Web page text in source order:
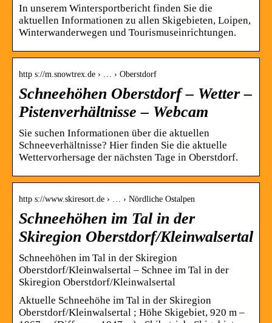
In unserem Wintersportbericht finden Sie die
aktuellen Informationen zu allen Skigebieten, Loipen,
Winterwanderwegen und Tourismuseinrichtungen.
http s://m.snowtrex.de › … › Oberstdorf
Schneehöhen Oberstdorf – Wetter –
Pistenverhältnisse – Webcam
Sie suchen Informationen über die aktuellen
Schneeverhältnisse? Hier finden Sie die aktuelle
Wettervorhersage der nächsten Tage in Oberstdorf.
http s://www.skiresort.de › … › Nördliche Ostalpen
Schneehöhen im Tal in der
Skiregion Oberstdorf/Kleinwalsertal
Schneehöhen im Tal in der Skiregion
Oberstdorf/Kleinwalsertal – Schnee im Tal in der
Skiregion Oberstdorf/Kleinwalsertal
Aktuelle Schneehöhe im Tal in der Skiregion
Oberstdorf/Kleinwalsertal ; Höhe Skigebiet, 920 m –